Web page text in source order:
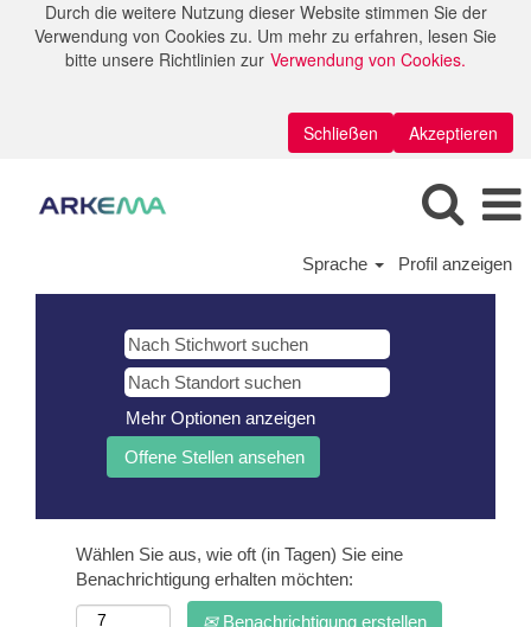
Durch die weitere Nutzung dieser Website stimmen Sie der
Verwendung von Cookies zu. Um mehr zu erfahren, lesen Sie
bitte unsere Richtlinien zur Verwendung von Cookies.
Akzeptieren
Schließen
Sprache Profil anzeigen
Mehr Optionen anzeigen
Wählen Sie aus, wie oft (in Tagen) Sie eine
Benachrichtigung erhalten möchten:
Benachrichtigung erstellen